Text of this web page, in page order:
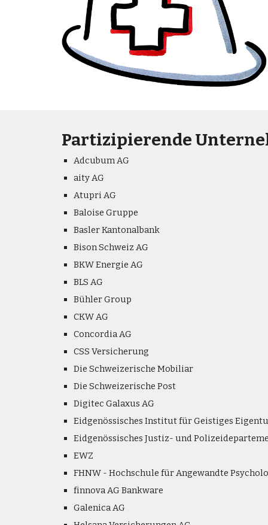
Partizipierende
Adcubum AG
aity AG
Atupri AG
Baloise Gruppe
Basler Kantonalbank
Bison Schweiz AG
BKW Energie AG
BLS AG
Bühler Group
CKW AG
Concordia AG
CSS Versicherung
Die Schweizerische Mobiliar
Die Schweizerische Post
Digitec Galaxus AG
Eidgenössisches Institut für Geistiges
Eidgenössisches Justiz- und
EWZ
FHNW - Hochschule für Angewandte
finnova AG Bankware
Galenica AG